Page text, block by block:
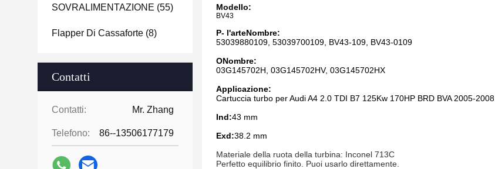
SOVRALIMENTAZIONE (55)
Flapper Di Cassaforte (8)
Contatti
Contatti: Mr. Zhang
Telefono: 86--13506177179
Modello:
BV43
P- l'arteNombre:
53039880109, 53039700109, BV43-109, BV43-0109
ONombre:
03G145702H, 03G145702HV, 03G145702HX
Applicazione:
Cartuccia turbo per Audi A4 2.0 TDI B7 125Kw 170HP BRD BVA 2005-2008
Ind:43 mm
Exd:38.2 mm
Materiale della ruota della turbina: Inconel 713C
Perfetto equilibrio finito. Puoi usarlo direttamente.